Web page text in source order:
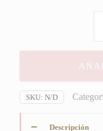
SKU: N/D
Descripción